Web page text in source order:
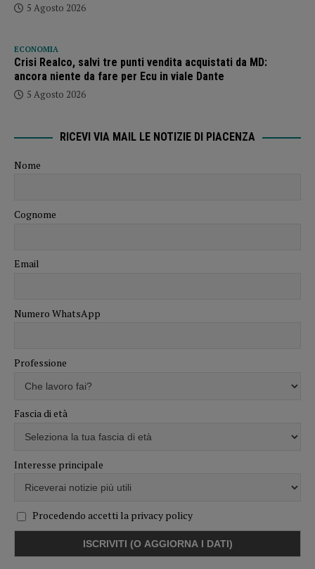
5 Agosto 2026
ECONOMIA
Crisi Realco, salvi tre punti vendita acquistati da MD:
ancora niente da fare per Ecu in viale Dante
5 Agosto 2026
RICEVI VIA MAIL LE NOTIZIE DI PIACENZA
Nome
Cognome
Email
Numero WhatsApp
Professione
Fascia di età
Interesse principale
Procedendo accetti la privacy policy